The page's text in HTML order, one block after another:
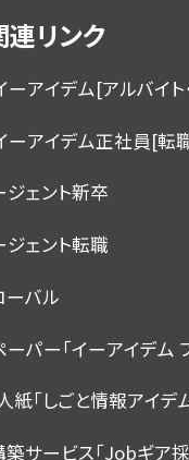
連リンク
ーアイデム[アルバイト
ーアイデム正社員[転
ェント新卒
ェント転職
ーバル
パー「イーアイデム
「しごと情報アイデ
サービス「Jobギア採